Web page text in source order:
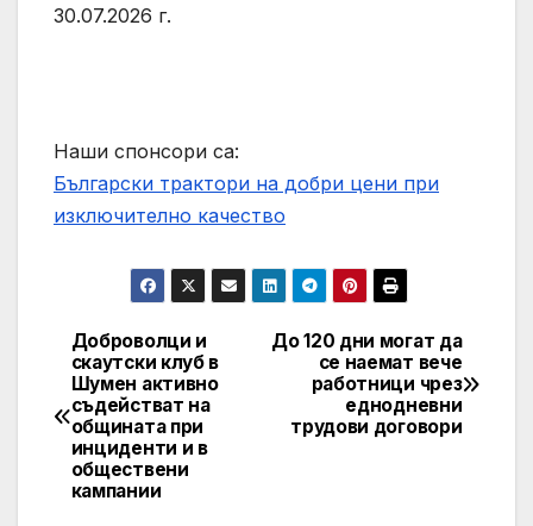
30.07.2026 г.
Наши спонсори са:
Български трактори на добри цени при
изключително качество
Post
navigation
До 120 дни могат да
се наемат вече
работници чрез
еднодневни
трудови договори
Доброволци и
скаутски клуб в
Шумен активно
съдействат на
общината при
инциденти и в
обществени
кампании